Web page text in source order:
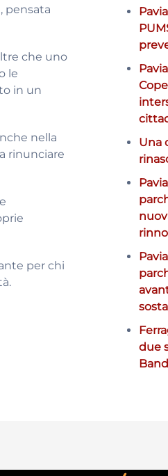
pensata
che uno
le
in un
nella
rinunciare
per chi
Una
sosta
due